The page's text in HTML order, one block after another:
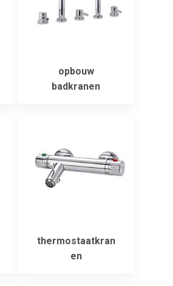
opbouw
badkranen
thermostaatkran
en